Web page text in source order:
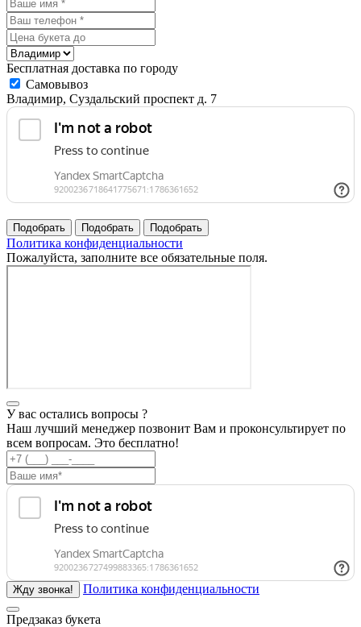
Бесплатная доставка по городу
Самовывоз
Владимир, Суздальский проспект д. 7
Политика конфиденциальности
Пожалуйста, заполните все обязательные поля.
У вас остались вопросы ?
Наш лучший менеджер позвонит Вам и проконсультирует по
всем вопросам. Это бесплатно!
Политика конфиденциальности
Предзаказ букета